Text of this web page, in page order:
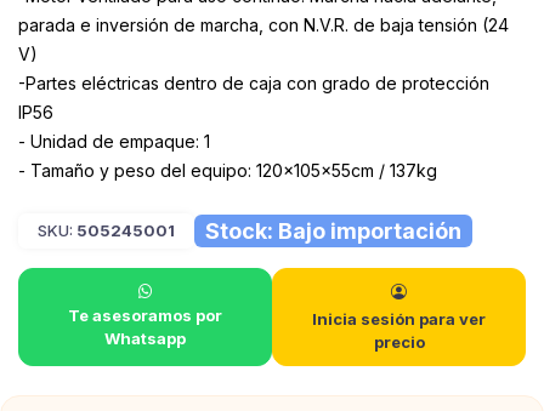
parada e inversión de marcha, con N.V.R. de baja tensión (24
V)
-Partes eléctricas dentro de caja con grado de protección
IP56
- Unidad de empaque: 1
- Tamaño y peso del equipo: 120x105x55cm / 137kg
SKU: 505245001 Stock: Bajo importación
Te asesoramos por
Whatsapp
Inicia sesión para ver
precio